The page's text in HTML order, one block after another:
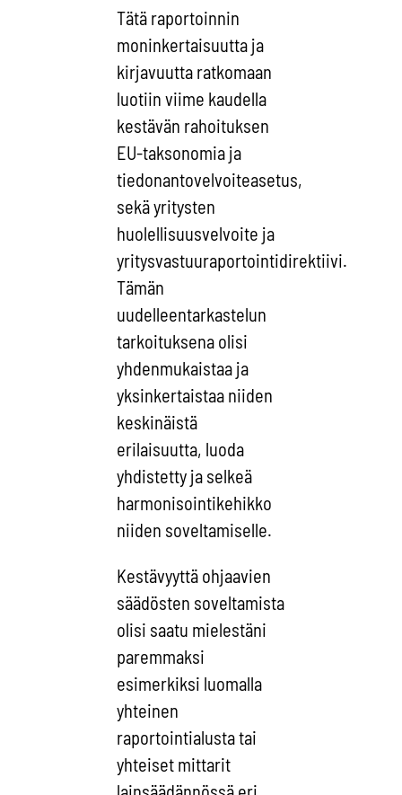
Tätä raportoinnin
moninkertaisuutta ja
kirjavuutta ratkomaan
luotiin viime kaudella
kestävän rahoituksen
EU-taksonomia ja
tiedonantovelvoiteasetus,
sekä yritysten
huolellisuusvelvoite ja
yritysvastuuraportointidirektiivi.
Tämän
uudelleentarkastelun
tarkoituksena olisi
yhdenmukaistaa ja
yksinkertaistaa niiden
keskinäistä
erilaisuutta, luoda
yhdistetty ja selkeä
harmonisointikehikko
niiden soveltamiselle.
Kestävyyttä ohjaavien
säädösten soveltamista
olisi saatu mielestäni
paremmaksi
esimerkiksi luomalla
yhteinen
raportointialusta tai
yhteiset mittarit